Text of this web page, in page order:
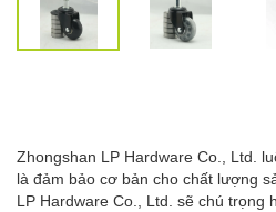
Zhongshan LP Hardware Co., Ltd.
là đảm bảo cơ bản cho chất lượng
LP Hardware Co., Ltd. sẽ chú trọng